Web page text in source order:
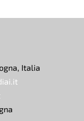
Italia